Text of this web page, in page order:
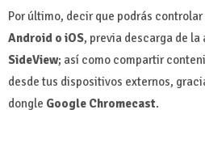
Por último, decir que podrás
Android o iOS, previa descarga de
SideView; así como compartir
desde tus dispositivos externos,
dongle Google Chromecast.